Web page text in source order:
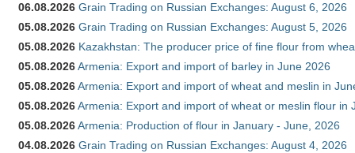
06.08.2026 Grain Trading on Russian Exchanges: August 6, 2026
05.08.2026 Grain Trading on Russian Exchanges: August 5, 2026
05.08.2026 Kazakhstan: The producer price of fine flour from
05.08.2026Armenia: Export and import of barley in June 2026
05.08.2026Armenia: Export and import of wheat and meslin in
05.08.2026Armenia: Export and import of wheat or meslin flour in
05.08.2026Armenia: Production of flour in January - June, 2026
04.08.2026 Grain Trading on Russian Exchanges: August 4, 2026